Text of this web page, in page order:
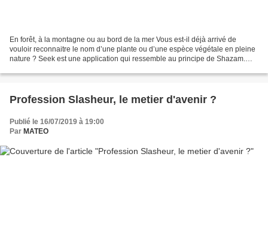
En forêt, à la montagne ou au bord de la mer Vous est-il déjà arrivé de
vouloir reconnaitre le nom d’une plante ou d’une espèce végétale en pleine
nature ? Seek est une application qui ressemble au principe de Shazam.
Profession Slasheur, le metier d'avenir ?
Publié le 16/07/2019 à 19:00
Par MATEO